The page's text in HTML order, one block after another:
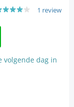
1 review
volgende dag in